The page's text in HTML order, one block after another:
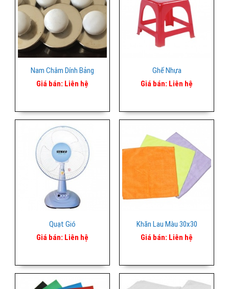
Nam Châm Dính Bảng
Giá bán: Liên hệ
Ghế Nhựa
Giá bán: Liên hệ
Quạt Gió
Giá bán: Liên hệ
Khăn Lau Màu 30x30
Giá bán: Liên hệ